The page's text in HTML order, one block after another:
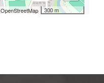
300 m
OpenStreetMap